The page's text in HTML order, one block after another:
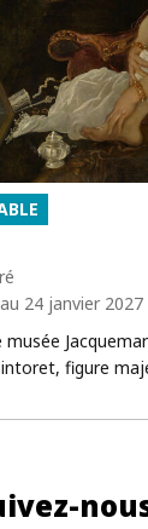
24 janvier 2027
musée
figure